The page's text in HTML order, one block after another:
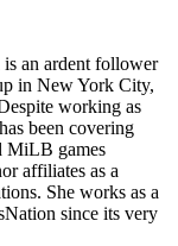
an ardent follower
in New York City,
working as
been covering
MiLB games
affiliates as a
She works as a
since its very